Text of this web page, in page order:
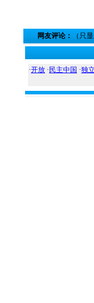
网友评论： （只
·开放 · 民主中国 ·独